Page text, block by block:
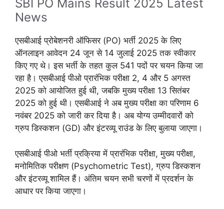
SBI PO Mains Result 2025 Latest
News
एसबीआई प्रोबेशनरी ऑफिसर (PO) भर्ती 2025 के लिए
ऑनलाइन आवेदन 24 जून से 14 जुलाई 2025 तक स्वीकार
किए गए थे। इस भर्ती के तहत कुल 541 पदों पर चयन किया जा
रहा है। एसबीआई पीओ प्रारंभिक परीक्षा 2, 4 और 5 अगस्त
2025 को आयोजित हुई थी, जबकि मुख्य परीक्षा 13 सितंबर
2025 को हुई थी। एसबीआई ने अब मुख्य परीक्षा का परिणाम 6
नवंबर 2025 को जारी कर दिया है। अब योग्य उम्मीदवारों को
ग्रुप डिस्कशन (GD) और इंटरव्यू राउंड के लिए बुलाया जाएगा।
एसबीआई पीओ भर्ती प्रक्रिया में प्रारंभिक परीक्षा, मुख्य परीक्षा,
मनोमितिक परीक्षण (Psychometric Test), ग्रुप डिस्कशन
और इंटरव्यू शामिल हैं। अंतिम चयन सभी चरणों में प्रदर्शन के
आधार पर किया जाएगा।